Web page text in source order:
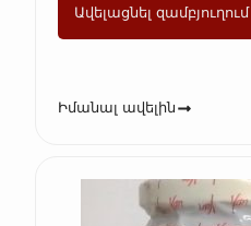
Ավելացնել զամբյուղում
Իմանալ ավելին